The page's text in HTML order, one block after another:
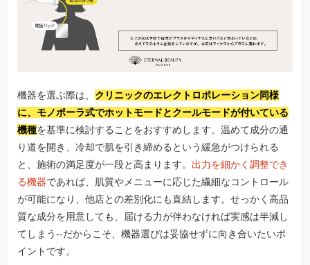
機器を選ぶ際は、 クリニックのエレクトロポレーション同様
に、モノポーラ式でホットモードとクールモードが付いている
機種を基準に検討することをおすすめします。温めて成分の通
り道を開き、冷却で肌を引き締めるという緩急がつけられる
と、施術の満足度が一段と高まります。 出力を細かく調整でき
る機器であれば、肌質やメニューに応じた繊細なコントロール
が可能になり、他店との差別化にも直結します。せっかく高品
質な成分を用意しても、届ける力が伴わなければ実感は半減し
てしまう--だからこそ、機器選びは妥協せずに向き合いたいポ
イントです。